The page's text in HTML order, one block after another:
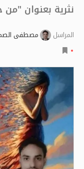
نثرية بعنوان
المراسل مصطفى